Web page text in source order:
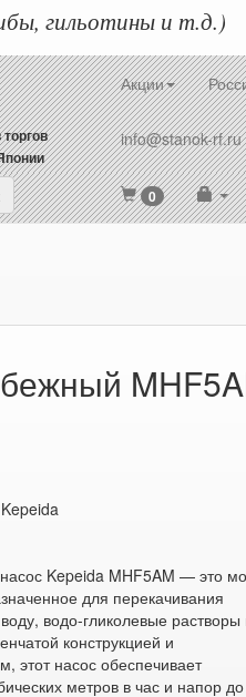
гильотины и т.д.)
Акции
info@stanok-rf.ru
0
Kepeida MHF5AM — это
для перекачивания
водо-гликолевые растворы
конструкцией и
этот насос обеспечивает
метров в час и напор